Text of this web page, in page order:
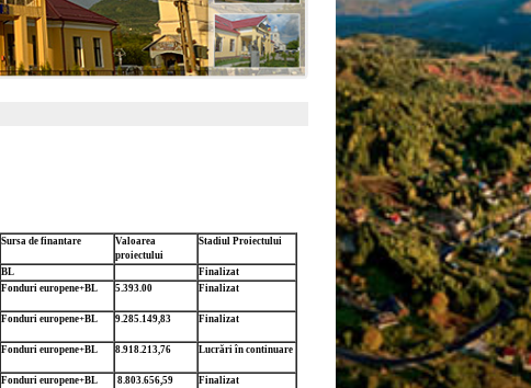
Sursa de finantare
Valoarea
proiectului
Stadiul Proiectului
BL
Finalizat
Fonduri europene+BL 5.393.00 Finalizat
Fonduri europene+BL 9.285.149,83 Finalizat
Fonduri europene+BL 8.918.213,76 Lucrări în continuare
Fonduri europene+BL 8.803.656,59 Finalizat